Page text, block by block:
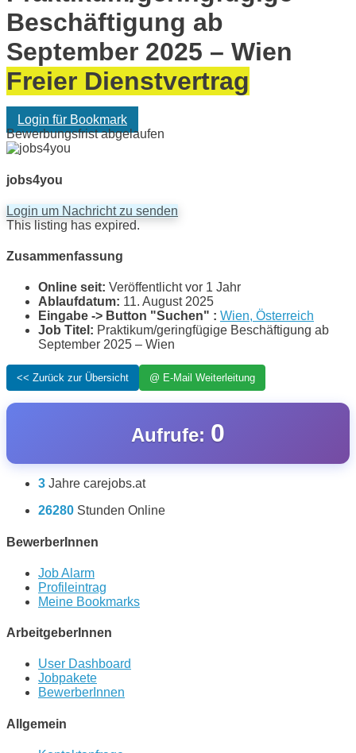
Beschäftigung ab
September 2025 – Wien
Freier Dienstvertrag
Login für Bookmark
Bewerbungsfrist abgelaufen
jobs4you
Login um Nachricht zu senden
This listing has expired.
Zusammenfassung
Online seit: Veröffentlicht vor 1 Jahr
Ablaufdatum: 11. August 2025
Eingabe -> Button "Suchen" : Wien, Österreich
Job Titel: Praktikum/geringfügige Beschäftigung ab
September 2025 – Wien
Aufrufe: 0
3 Jahre carejobs.at
26280 Stunden Online
BewerberInnen
Job Alarm
Profileintrag
Meine Bookmarks
ArbeitgeberInnen
User Dashboard
Jobpakete
BewerberInnen
Allgemein